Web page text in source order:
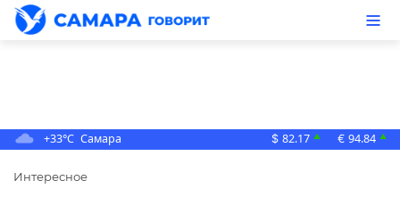
+33°C Самара $ 82.17 ▲ € 94.84 ▲
Интересное